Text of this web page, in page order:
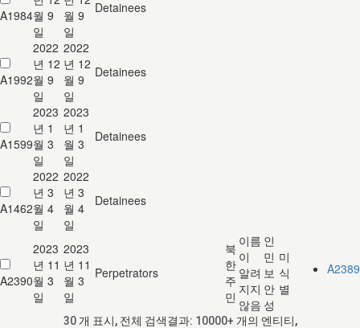
A1984월 9
일
월 9
일
Detainees
A1992
2022
년 12
월 9
일
2022
년 12
월 9
일
Detainees
A1599
2023
년 1
월 3
일
2023
년 1
월 3
일
Detainees
A1462
2022
년 3
월 4
일
2022
년 3
월 4
일
Detainees
A2390
2023
년 11
월 3
일
2023
년 11
월 3
일
Perpetrators
북
한
주
민
이름
이
알려
지지
않음
인
민
보
안
성
미
식
별
A2389
30 개 표시, 전체 검색결과: 10000+ 개의 엔티티,